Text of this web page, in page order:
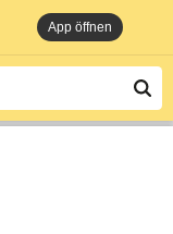
App öffnen